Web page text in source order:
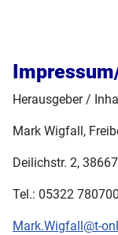
Herausgeber /
Mark Wigfall,
Deilichstr. 2,
Tel.: 05322
Mark.Wigfall@t-